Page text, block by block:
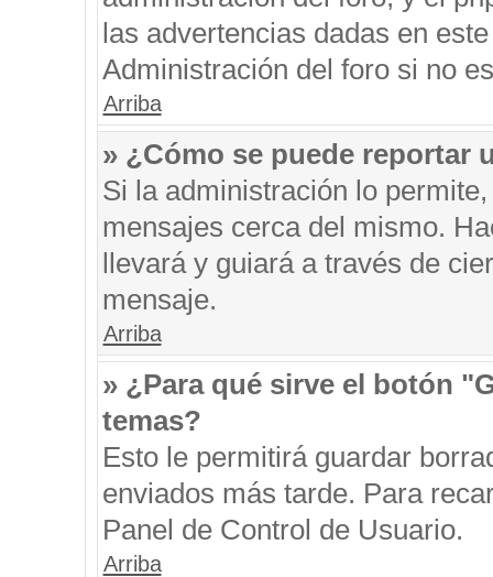
las advertencias dadas en
Administración del foro si no
Arriba
» ¿Cómo se puede reportar
Si la administración lo
mensajes cerca del mismo.
llevará y guiará a través de
mensaje.
Arriba
» ¿Para qué sirve el botón
temas?
Esto le permitirá guardar
enviados más tarde. Para
Panel de Control de Usuario.
Arriba